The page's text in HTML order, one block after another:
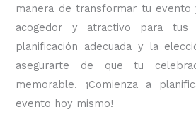
manera de transformar tu
acogedor y atractivo para tus
planificación adecuada y la
asegurarte de que tu
memorable. ¡Comienza a
evento hoy mismo!